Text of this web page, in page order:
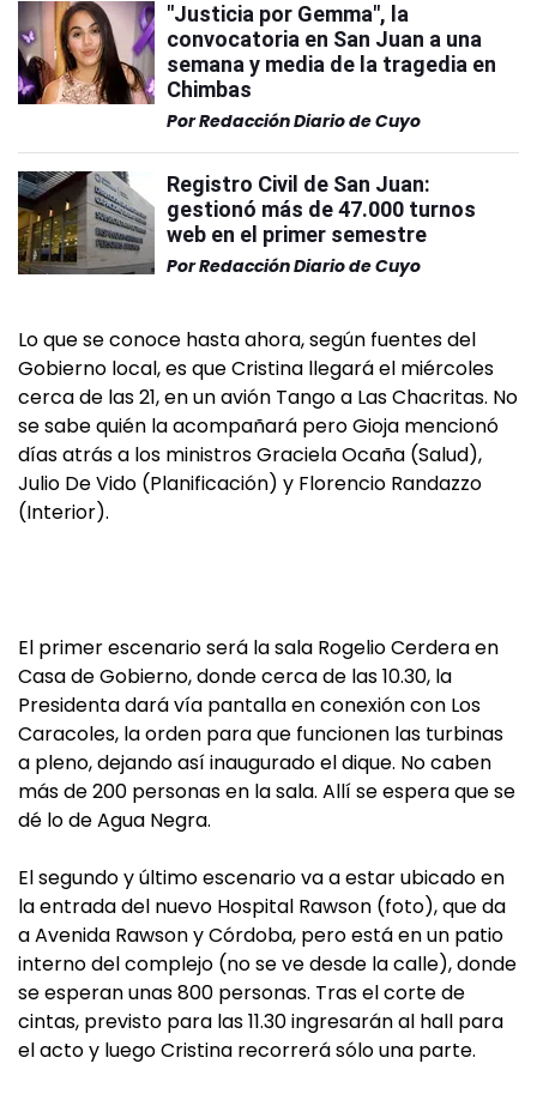
"Justicia por Gemma", la
convocatoria en San Juan a una
semana y media de la tragedia en
Chimbas
PorRedacción Diario de Cuyo
Registro Civil de San Juan:
gestionó más de 47.000 turnos
web en el primer semestre
PorRedacción Diario de Cuyo
Lo que se conoce hasta ahora, según fuentes del
Gobierno local, es que Cristina llegará el miércoles
cerca de las 21, en un avión Tango a Las Chacritas. No
se sabe quién la acompañará pero Gioja mencionó
días atrás a los ministros Graciela Ocaña (Salud),
Julio De Vido (Planificación) y Florencio Randazzo
(Interior).
El primer escenario será la sala Rogelio Cerdera en
Casa de Gobierno, donde cerca de las 10.30, la
Presidenta dará vía pantalla en conexión con Los
Caracoles, la orden para que funcionen las turbinas
a pleno, dejando así inaugurado el dique. No caben
más de 200 personas en la sala. Allí se espera que se
dé lo de Agua Negra.
El segundo y último escenario va a estar ubicado en
la entrada del nuevo Hospital Rawson (foto), que da
a Avenida Rawson y Córdoba, pero está en un patio
interno del complejo (no se ve desde la calle), donde
se esperan unas 800 personas. Tras el corte de
cintas, previsto para las 11.30 ingresarán al hall para
el acto y luego Cristina recorrerá sólo una parte.